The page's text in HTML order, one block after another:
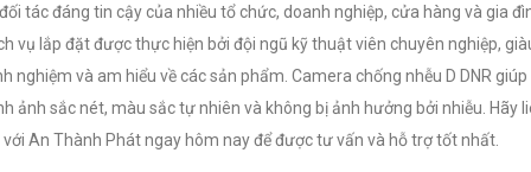
tác đáng tin cậy của nhiều tổ chức, doanh nghiệp, cửa hàng và gia
vụ lắp đặt được thực hiện bởi đội ngũ kỹ thuật viên chuyên nghiệp,
nghiệm và am hiểu về các sản phẩm. Camera chống nhễu D DNR giúp
ảnh sắc nét, màu sắc tự nhiên và không bị ảnh hưởng bởi nhiễu. Hãy
với An Thành Phát ngay hôm nay để được tư vấn và hỗ trợ tốt nhất.